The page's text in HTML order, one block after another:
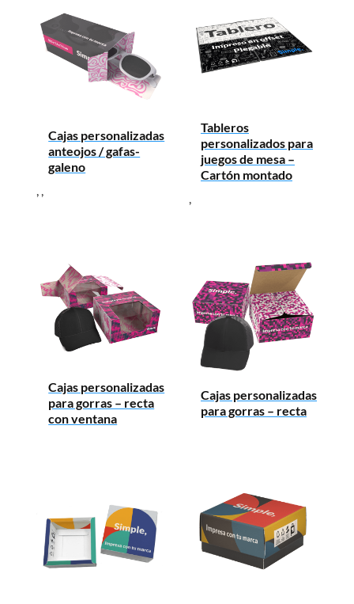
Cajas personalizadas
anteojos / gafas-
galeno
Tableros
personalizados para
juegos de mesa –
Cartón montado
Cajas personalizadas
para gorras – recta
con ventana
Cajas personalizadas
para gorras – recta